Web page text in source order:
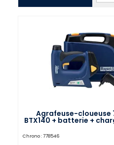
Agrafeuse-cloueuse
BTX140 + batterie +
Chrono :778546